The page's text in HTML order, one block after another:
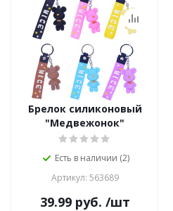
Брелок силиконовый
"Медвежонок"
Есть в наличии (2)
Артикул: 563689
39.99руб. /шт